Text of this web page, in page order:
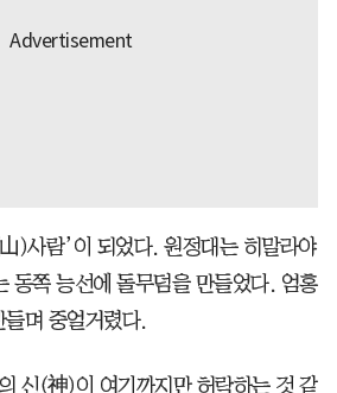
)사람’이 되었다. 원정대는 히말라야
동쪽 능선에 돌무덤을 만들었다. 엄홍
며 중얼거렸다.
신(神)이 여기까지만 허락하는 것 같